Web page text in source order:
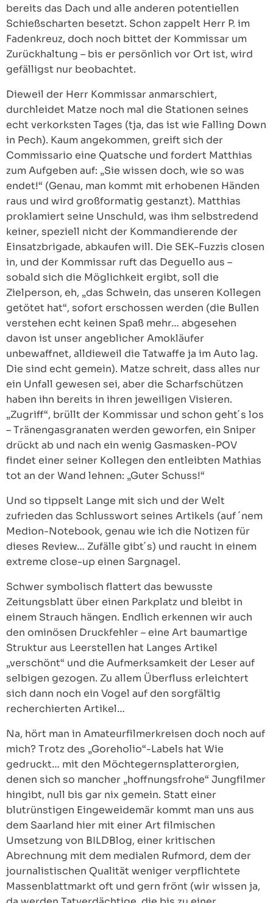
bereits das Dach und alle anderen potentiellen
Schießscharten besetzt. Schon zappelt Herr P. im
Fadenkreuz, doch noch bittet der Kommissar um
Zurückhaltung – bis er persönlich vor Ort ist, wird
gefälligst nur beobachtet.
Dieweil der Herr Kommissar anmarschiert,
durchleidet Matze noch mal die Stationen seines
echt verkorksten Tages (tja, das ist wie Falling Down
in Pech). Kaum angekommen, greift sich der
Commissario eine Quatsche und fordert Matthias
zum Aufgeben auf: „Sie wissen doch, wie so was
endet!“ (Genau, man kommt mit erhobenen Händen
raus und wird großformatig gestanzt). Matthias
proklamiert seine Unschuld, was ihm selbstredend
keiner, speziell nicht der Kommandierende der
Einsatzbrigade, abkaufen will. Die SEK-Fuzzis closen
in, und der Kommissar ruft das Deguello aus –
sobald sich die Möglichkeit ergibt, soll die
Zielperson, eh, „das Schwein, das unseren Kollegen
getötet hat“, sofort erschossen werden (die Bullen
verstehen echt keinen Spaß mehr… abgesehen
davon ist unser angeblicher Amokläufer
unbewaffnet, alldieweil die Tatwaffe ja im Auto lag.
Die sind echt gemein). Matze schreit, dass alles nur
ein Unfall gewesen sei, aber die Scharfschützen
haben ihn bereits in ihren jeweiligen Visieren.
„Zugriff“, brüllt der Kommissar und schon geht´s los
– Tränengasgranaten werden geworfen, ein Sniper
drückt ab und nach ein wenig Gasmasken-POV
findet einer seiner Kollegen den entleibten Mathias
tot an der Wand lehnen: „Guter Schuss!“
Und so tippselt Lange mit sich und der Welt
zufrieden das Schlusswort seines Artikels (auf ´nem
Medion-Notebook, genau wie ich die Notizen für
dieses Review… Zufälle gibt´s) und raucht in einem
extreme close-up einen Sargnagel.
Schwer symbolisch flattert das bewusste
Zeitungsblatt über einen Parkplatz und bleibt in
einem Strauch hängen. Endlich erkennen wir auch
den ominösen Druckfehler – eine Art baumartige
Struktur aus Leerstellen hat Langes Artikel
„verschönt“ und die Aufmerksamkeit der Leser auf
selbigen gezogen. Zu allem Überfluss erleichtert
sich dann noch ein Vogel auf den sorgfältig
recherchierten Artikel…
Na, hört man in Amateurfilmerkreisen doch noch auf
mich? Trotz des „Goreholio“-Labels hat Wie
gedruckt… mit den Möchtegernsplatterorgien,
denen sich so mancher „hoffnungsfrohe“ Jungfilmer
hingibt, null bis gar nix gemein. Statt einer
blutrünstigen Eingeweidemär kommt man uns aus
dem Saarland hier mit einer Art filmischen
Umsetzung von BILDBlog, einer kritischen
Abrechnung mit dem medialen Rufmord, dem der
journalistischen Qualität weniger verpflichtete
Massenblattmarkt oft und gern frönt (wir wissen ja,